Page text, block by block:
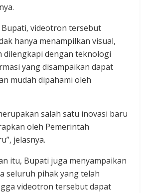
Bupati, videotron tersebut
hanya menampilkan visual,
dilengkapi dengan teknologi
yang disampaikan dapat
mudah dipahami oleh
salah satu inovasi baru
oleh Pemerintah
jelasnya.
itu, Bupati juga menyampaikan
seluruh pihak yang telah
videotron tersebut dapat